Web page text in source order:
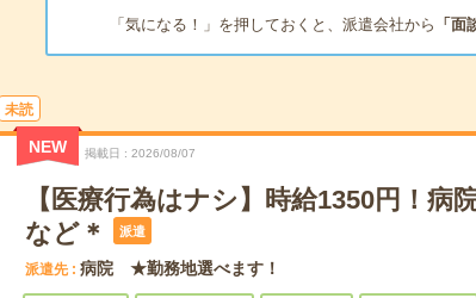
「気になる！」を押しておくと、派遣会社から 「面
未読
NEW 掲載日 2026/08/07
【医療行為はナシ】時給1350円！病
など＊
派遣
派遣先 病院 ★勤務地選べます！